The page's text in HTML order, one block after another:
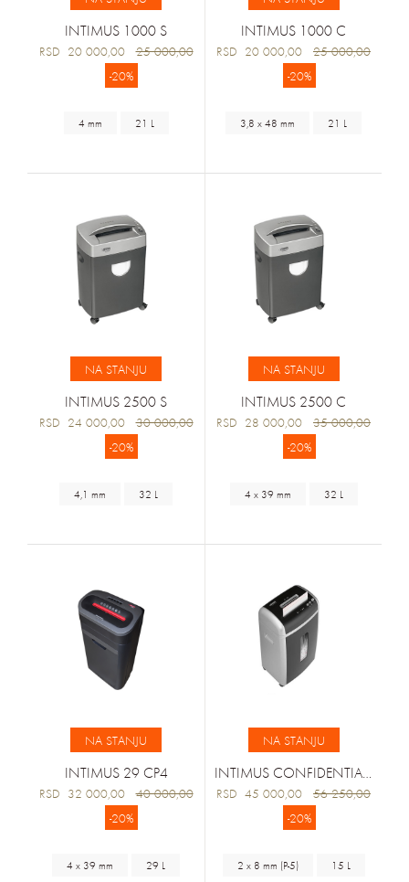
INTIMUS 1000 S
RSD 20 000,0025 000,00
-20%
4 mm 21 L
INTIMUS 1000 C
RSD 20 000,00 25 000,00
-20%
3,8 x 48 mm 21 L
NA STANJU
INTIMUS 2500 S
RSD 24 000,0030 000,00
-20%
4,1 mm 32 L
NA STANJU
INTIMUS 2500 C
RSD 28 000,00 35 000,00
-20%
4 x 39 mm 32 L
NA STANJU
INTIMUS 29 CP4
RSD 32 000,0040 000,00
-20%
4 x 39 mm 29 L
NA STANJU
INTIMUS CONFIDENTIAL TOP SECRET
RSD 45 000,00 56 250,00
-20%
2 x 8 mm (P-5) 15 L